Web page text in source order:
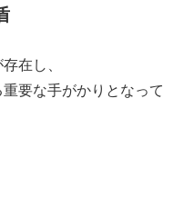
在し、
要な手がかりとなって